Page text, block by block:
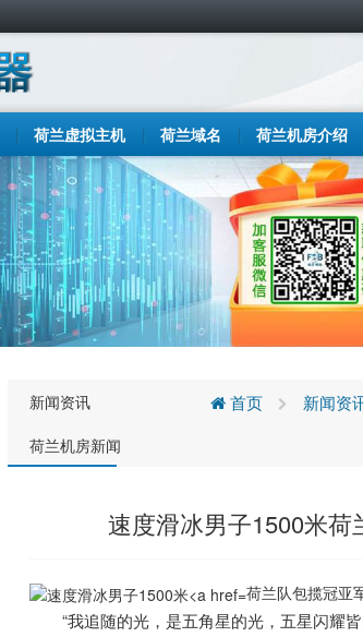
荷兰虚拟主机 荷兰域名 荷兰机房介绍
新闻资讯
荷兰机房新闻
首页 新闻资
速度滑冰男子1500米
荷兰队包揽冠亚
“我追随的光，是五角星的光，五星闪耀皆